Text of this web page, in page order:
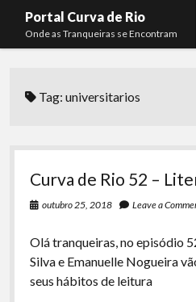
Portal Curva de Rio
Onde as Tranqueiras se Encontram
menu
Curva de Rio
Boca do Lixo
Rachão na Beira do RIo
Membros
Mateus Mantoan
Rafael Almeida
Tag:universitarios
Curva de Rio 52 –
outubro 25, 2018 Leave a
Olá tranqueiras, no episódio
Silva e Emanuelle Nogueira
seus hábitos de leitura